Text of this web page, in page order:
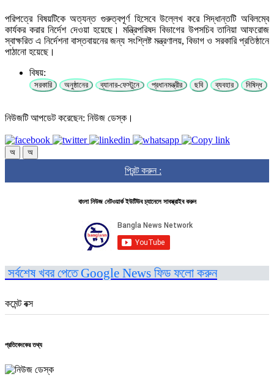
পরিপত্রে বিষয়টিকে অত্যন্ত গুরুত্বপূর্ণ হিসেবে উল্লেখ করে সিদ্ধান্তটি অবিলম্বে
কার্যকর করার নির্দেশ দেওয়া হয়েছে। মন্ত্রিপরিষদ বিভাগের উপসচিব তানিয়া আফরোজ
স্বাক্ষরিত এ নির্দেশনা বাস্তবায়নের জন্য সংশ্লিষ্ট মন্ত্রণালয়, বিভাগ ও সরকারি প্রতিষ্ঠানে
পাঠানো হয়েছে।
বিষয়:
সরকারি অনুষ্ঠানের ব্যানার-ফেস্টুনে প্রধানমন্ত্রীর ছবি ব্যবহার নিষিদ্ধ
নিউজটি আপডেট করেছেন: নিউজ ডেস্ক।
অ অ
প্রিন্ট করুন :
বাংলা নিউজ নেটওয়ার্ক ইউটিউব চ্যানেলে সাবস্ক্রাইব করুন
সর্বশেষ খবর পেতে Google News ফিড ফলো করুন
কমেন্ট বক্স
প্রতিবেদকের তথ্য